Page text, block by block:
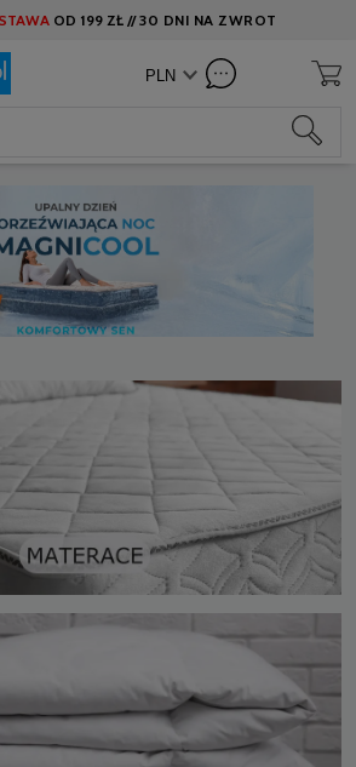
OD 199 ZŁ //30 DNI NA ZWROT